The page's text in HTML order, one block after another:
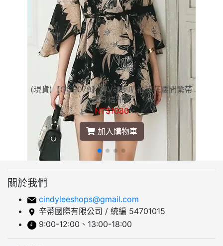
(現貨)【GGE079】韓V領喇叭袖印花腰間繫帶
連身裙洋裝
NT$1080
加入購物車
關於我們
cindyleeshops@gmail.com
辛蒂國際有限公司 / 統編 54701015
9:00-12:00、13:00-18:00